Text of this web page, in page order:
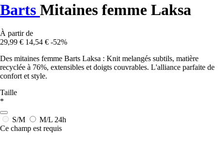
Barts Mitaines femme Laksa
À partir de
29,99 € 14,54 € -52%
Des mitaines femme Barts Laksa : Knit melangés subtils, matière
recyclée à 76%, extensibles et doigts couvrables. L'alliance parfaite de
confort et style.
Taille
*
S/M M/L 24h
Ce champ est requis